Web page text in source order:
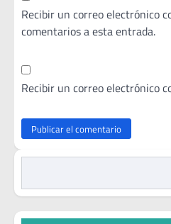
Recibir un correo electrónico
comentarios a esta entrada.
Recibir un correo electrónico